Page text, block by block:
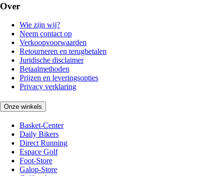
Over
Wie zijn wij?
Neem contact op
Verkoopvoorwaarden
Retourneren en terugbetalen
Juridische disclaimer
Betaalmethoden
Prijzen en leveringsopties
Privacy verklaring
Onze winkels
Basket-Center
Daily Bikers
Direct Running
Espace Golf
Foot-Store
Galop-Store